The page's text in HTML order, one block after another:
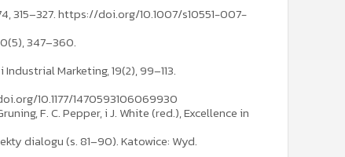
315–327. https://doi.org/10.1007/s10551-007-
347–360.
Marketing, 19(2), 99–113.
10.1177/1470593106069930
F. C. Pepper, i J. White (red.), Excellence in
dialogu (s. 81–90). Katowice: Wyd.